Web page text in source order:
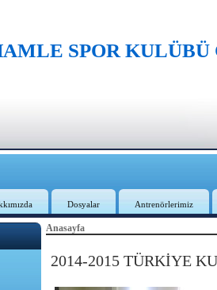
SPOR KULÜBÜ
Dosyalar Antrenörlerimiz
Anasayfa
2014-2015 TÜRKİYE